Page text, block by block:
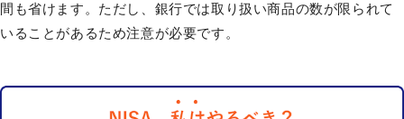
間も省けます。ただし、銀行では取り扱い商品の数が限られて
いることがあるため注意が必要です。